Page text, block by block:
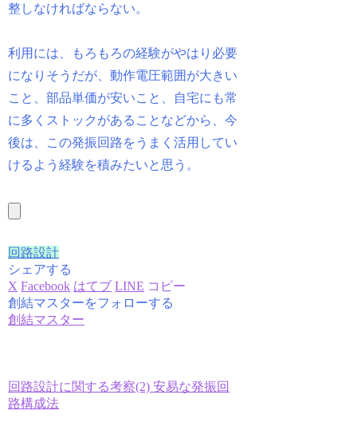
整しなければならない。
利用には、もろもろの経験がやはり必要
になりそうだが、動作電圧範囲が大きい
こと、部品単価が安いこと、自宅にも常
に多くストックがあることなどから、今
後は、この発振回路をうまく活用してい
けるよう経験を積みたいと思う。
回路設計
シェアする
X Facebook はてブ LINE コピー
創結マスターをフォローする
創結マスター
回路設計に関する考察(2) 安易な発振回
路構成法